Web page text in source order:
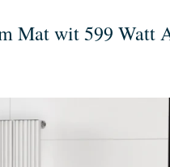
Mat wit 599 Watt